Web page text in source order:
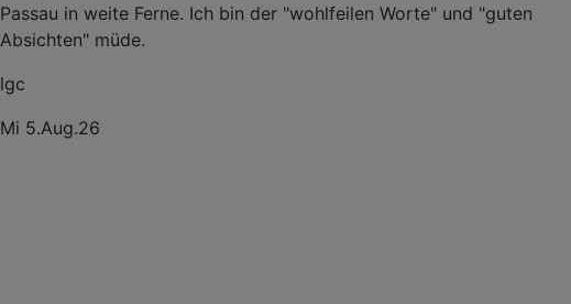
Passau in weite Ferne. Ich bin der "wohlfeilen Worte" und "guten
Absichten" müde.
lgc
Mi 5.Aug.26